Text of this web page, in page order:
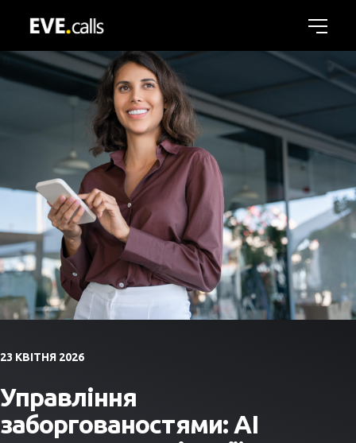
23 КВІТНЯ 2026
Управління
заборгованостями: АІ